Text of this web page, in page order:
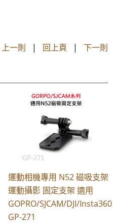
上一則 | 回上頁 | 下一則
運動相機專用 N52 磁吸支架
運動攝影 固定支架 適用
GOPRO/SJCAM/DJI/Insta360
GP-271